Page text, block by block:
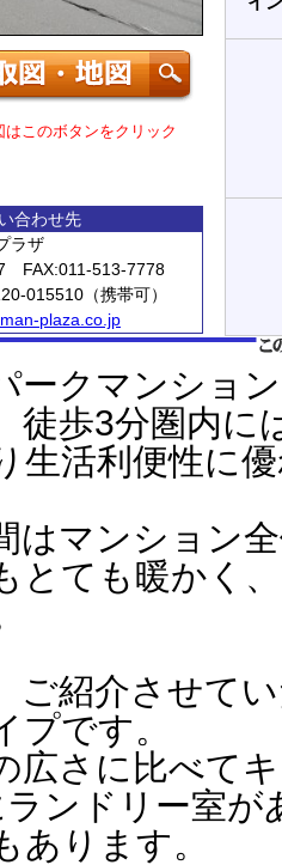
このボタンをクリック
合わせ先
ラザ
FAX:011-513-7778
015510（携帯可）
plaza.co.jp
クマンショ
徒歩3分圏内に
生活利便性に
はマンション
とても暖かく
紹介させて
プです。
広さに比べて
ンドリー室が
あります。